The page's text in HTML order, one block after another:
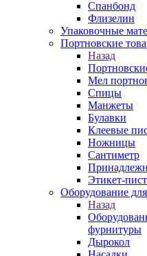
Спанбонд
Флизелин
Упаковочные
Портновские
Назад
Мел
Спицы
Манжеты
Булавки
Клеевые
Ножницы
Сантиметр
Этикет-
Оборудование
Назад
фурнитуры
Дырокол